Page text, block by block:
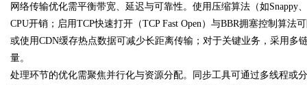
网络传输优化需平衡带宽、延迟与可靠性。使用压缩算法（如
CPU开销；启用TCP快速打开（TCP Fast Open）与BBR拥塞控制算
或使用CDN缓存热点数据可减少长距离传输；对于关键业务，采用多
量。
处理环节的优化需聚焦并行化与资源分配。同步工具可通过多线程